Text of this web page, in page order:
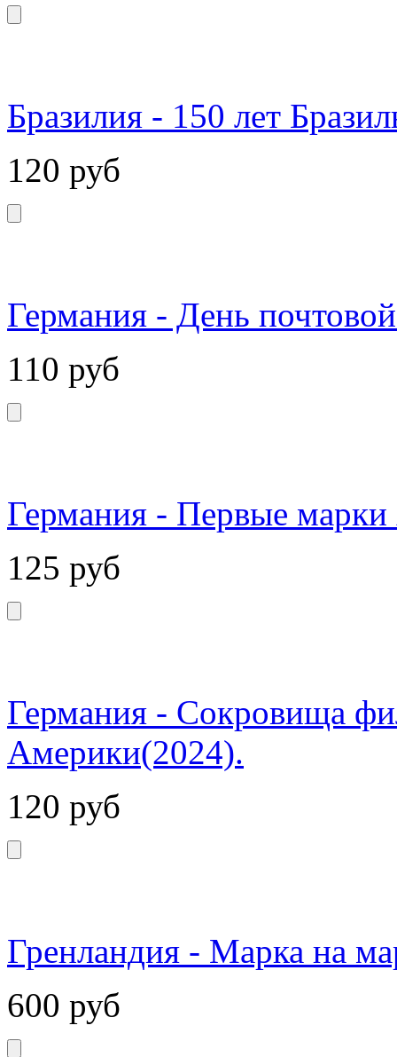
Бразилия - 150 лет
120 руб
Германия - День
110 руб
Германия - Первые
125 руб
Германия - Сокровища
Америки(2024).
120 руб
Гренландия - Марка на
600 руб